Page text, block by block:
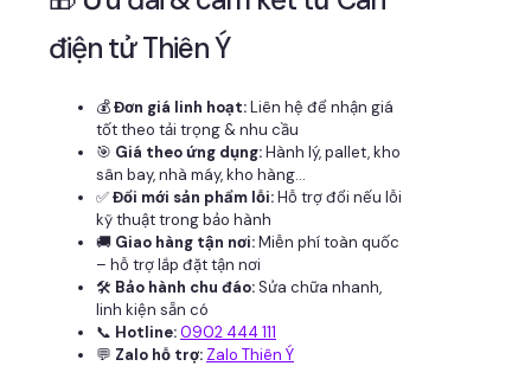
điện tử Thiên Ý
💰Đơn giá linh hoạt:Liên hệ để nhận giá
tốt theo tải trọng & nhu cầu
🎯 Giá theo ứng dụng:Hành lý, pallet, kho
sân bay, nhà máy, kho hàng...
✅Đổi mới sản phẩm lỗi:Hỗ trợ đổi nếu lỗi
kỹ thuật trong bảo hành
🚚 Giao hàng tận nơi:Miễn phí toàn quốc
– hỗ trợ lắp đặt tận nơi
🛠 Bảo hành chu đáo:Sửa chữa nhanh,
linh kiện sẵn có
📞 Hotline:0902 444 111
💬 Zalo hỗ trợ: Zalo Thiên Ý